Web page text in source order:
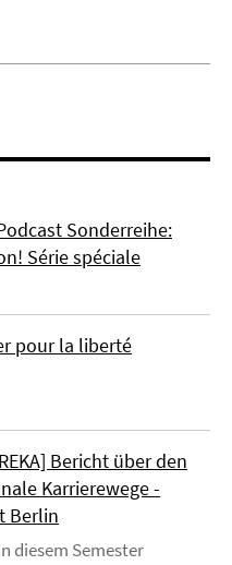
Sonderreihe:
Série spéciale
pour la liberté
Bericht über den
Karrierewege -
Berlin
diesem Semester